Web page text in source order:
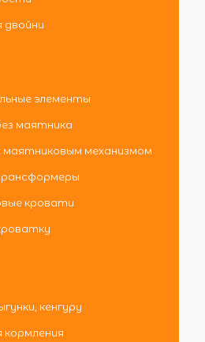
двойни
элементы
маятника
маятниковым механизмом
кровати
кенгуру
кормления